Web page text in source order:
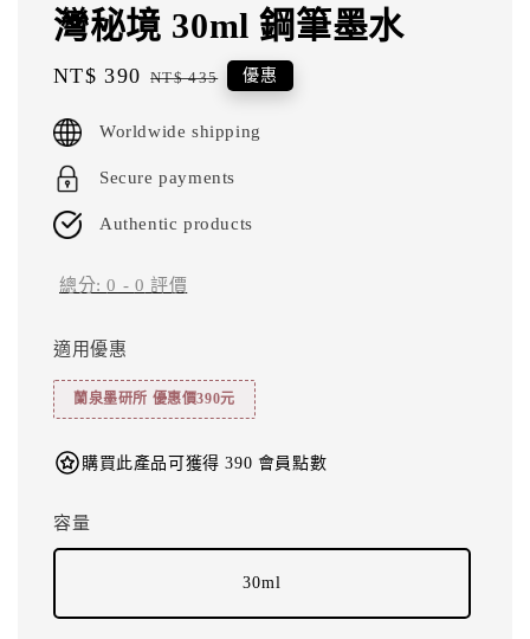
灣秘境 30ml 鋼筆墨水
Sale
NT$ 390 Regular
NT$ 435 優惠
Worldwide shipping
Secure payments
Authentic products
總分:0 - 0 評價
適用優惠
蘭泉墨研所 優惠價390元
購買此產品可獲得 390 會員點數
容量
30ml